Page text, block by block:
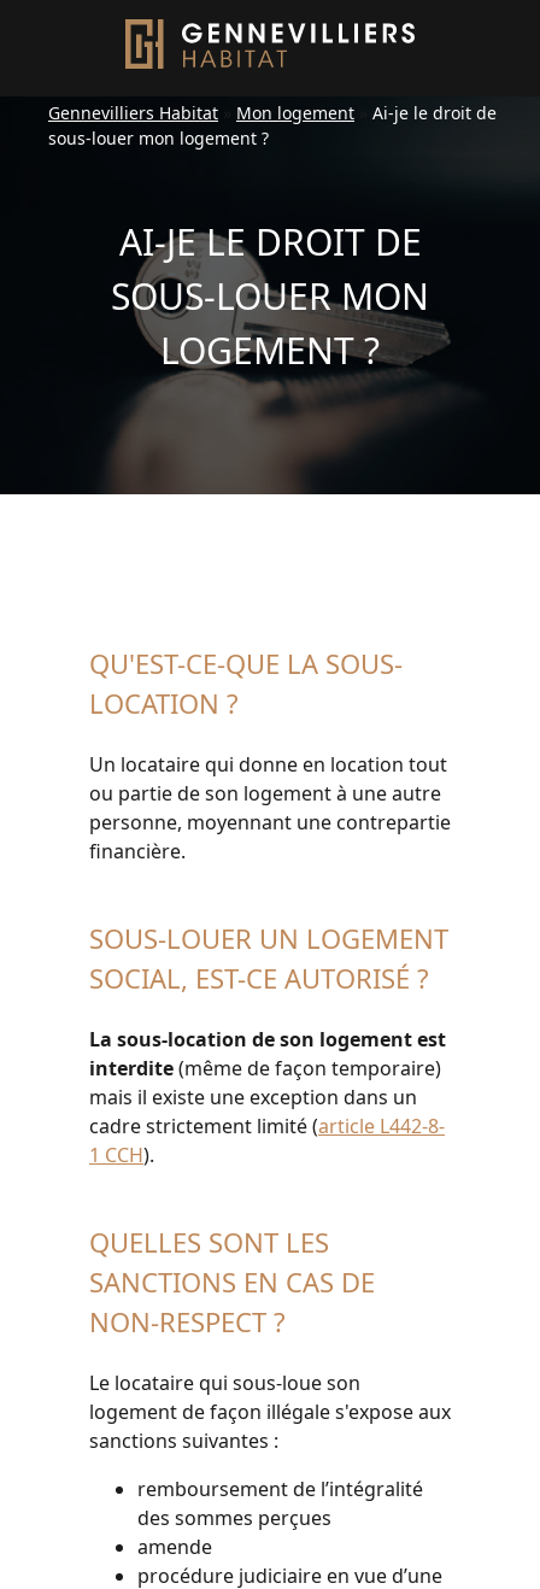
AI-JE LE DROIT DE
SOUS-LOUER MON
LOGEMENT ?
Gennevilliers Habitat Mon logement
Ai-je le droit de
sous-louer mon logement ?
QU'EST-CE-QUE LA SOUS-
LOCATION ?
Un locataire qui donne en location tout
ou partie de son logement à une autre
personne, moyennant une contrepartie
financière.
SOUS-LOUER UN LOGEMENT
SOCIAL, EST-CE AUTORISÉ ?
La sous-location de son logement est
interdite(même de façon temporaire)
mais il existe une exception dans un
cadrestrictement limité(article L442-8-
1 CCH).
QUELLES SONT LES
SANCTIONS EN CAS DE
NON-RESPECT ?
Le locataire qui sous-loue son
logement de façon illégale s'expose aux
sanctions suivantes :
remboursement de l’intégralité
des sommes perçues
amende
procédure judiciaire en vue d’une